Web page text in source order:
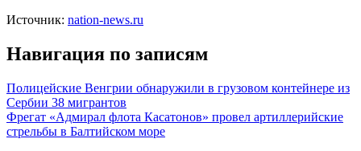
Источник: nation-news.ru
Навигация по записям
Полицейские Венгрии обнаружили в грузовом контейнере из
Сербии 38 мигрантов
Фрегат «Адмирал флота Касатонов» провел артиллерийские
стрельбы в Балтийском море